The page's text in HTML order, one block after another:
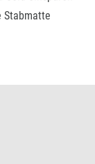
Stabmatte